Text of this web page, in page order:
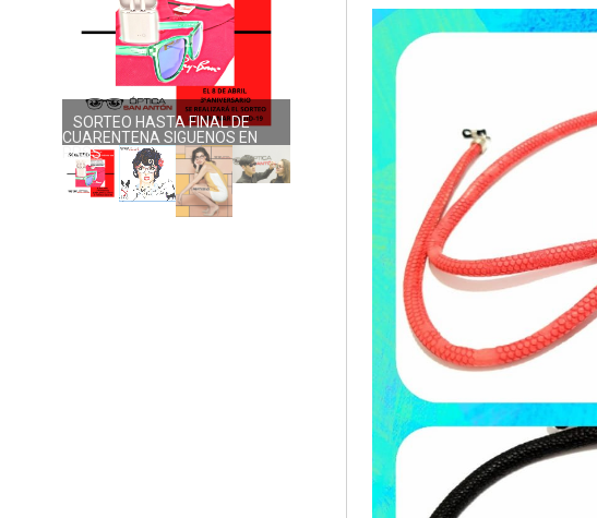
SORTEO HASTA FINAL DE
CUARENTENA SIGUENOS EN
RRSS
NUEVA COLECCIÓN DOLORES
PROMESAS